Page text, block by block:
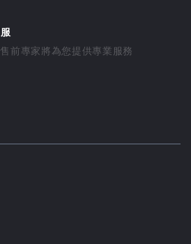
前專家將為您提供專業服務